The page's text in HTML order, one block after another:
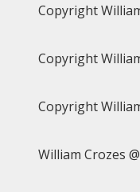
Copyright
Copyright
Copyright
William Crozes